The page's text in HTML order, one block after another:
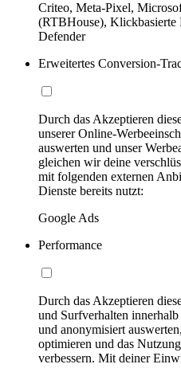
Criteo, Meta-Pixel,
(RTBHouse), Klickbasierte
Defender
Erweitertes Conversion-
Durch das Akzeptieren
unserer Online-
auswerten und unser
gleichen wir deine
mit folgenden externen
Dienste bereits nutzt:
Google Ads
Performance
Durch das Akzeptieren
und Surfverhalten
und anonymisiert
optimieren und das
verbessern. Mit deiner